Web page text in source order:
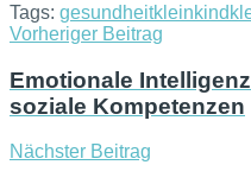
Tags: gesundheitkleinkind
Vorheriger Beitrag
Emotionale
soziale Kompetenzen
Nächster Beitrag